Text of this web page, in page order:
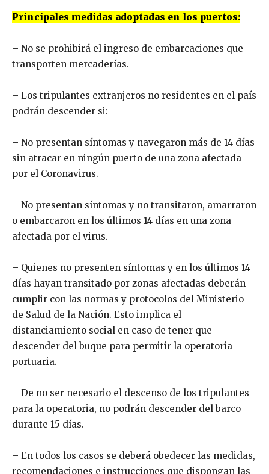
Principales medidas adoptadas en los puertos:
– No se prohibirá el ingreso de embarcaciones que
transporten mercaderías.
– Los tripulantes extranjeros no residentes en el país
podrán descender si:
– No presentan síntomas y navegaron más de 14 días
sin atracar en ningún puerto de una zona afectada
por el Coronavirus.
– No presentan síntomas y no transitaron, amarraron
o embarcaron en los últimos 14 días en una zona
afectada por el virus.
– Quienes no presenten síntomas y en los últimos 14
días hayan transitado por zonas afectadas deberán
cumplir con las normas y protocolos del Ministerio
de Salud de la Nación. Esto implica el
distanciamiento social en caso de tener que
descender del buque para permitir la operatoria
portuaria.
– De no ser necesario el descenso de los tripulantes
para la operatoria, no podrán descender del barco
durante 15 días.
– En todos los casos se deberá obedecer las medidas,
recomendaciones e instrucciones que dispongan las